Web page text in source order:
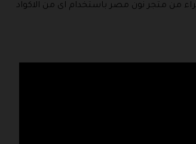
متجر نون مصر باستخدام اى من الاكواد